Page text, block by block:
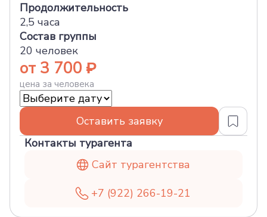
Продолжительность
2,5 часа
Состав группы
20 человек
от 3 700
цена за человека
Оставить заявку
Контакты турагента
Сайт турагентства
+7 (922) 266-19-21